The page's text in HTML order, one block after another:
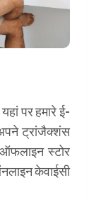
पर हमारे ई-
ट्रांजैक्शंस
स्टोर
केवाईसी